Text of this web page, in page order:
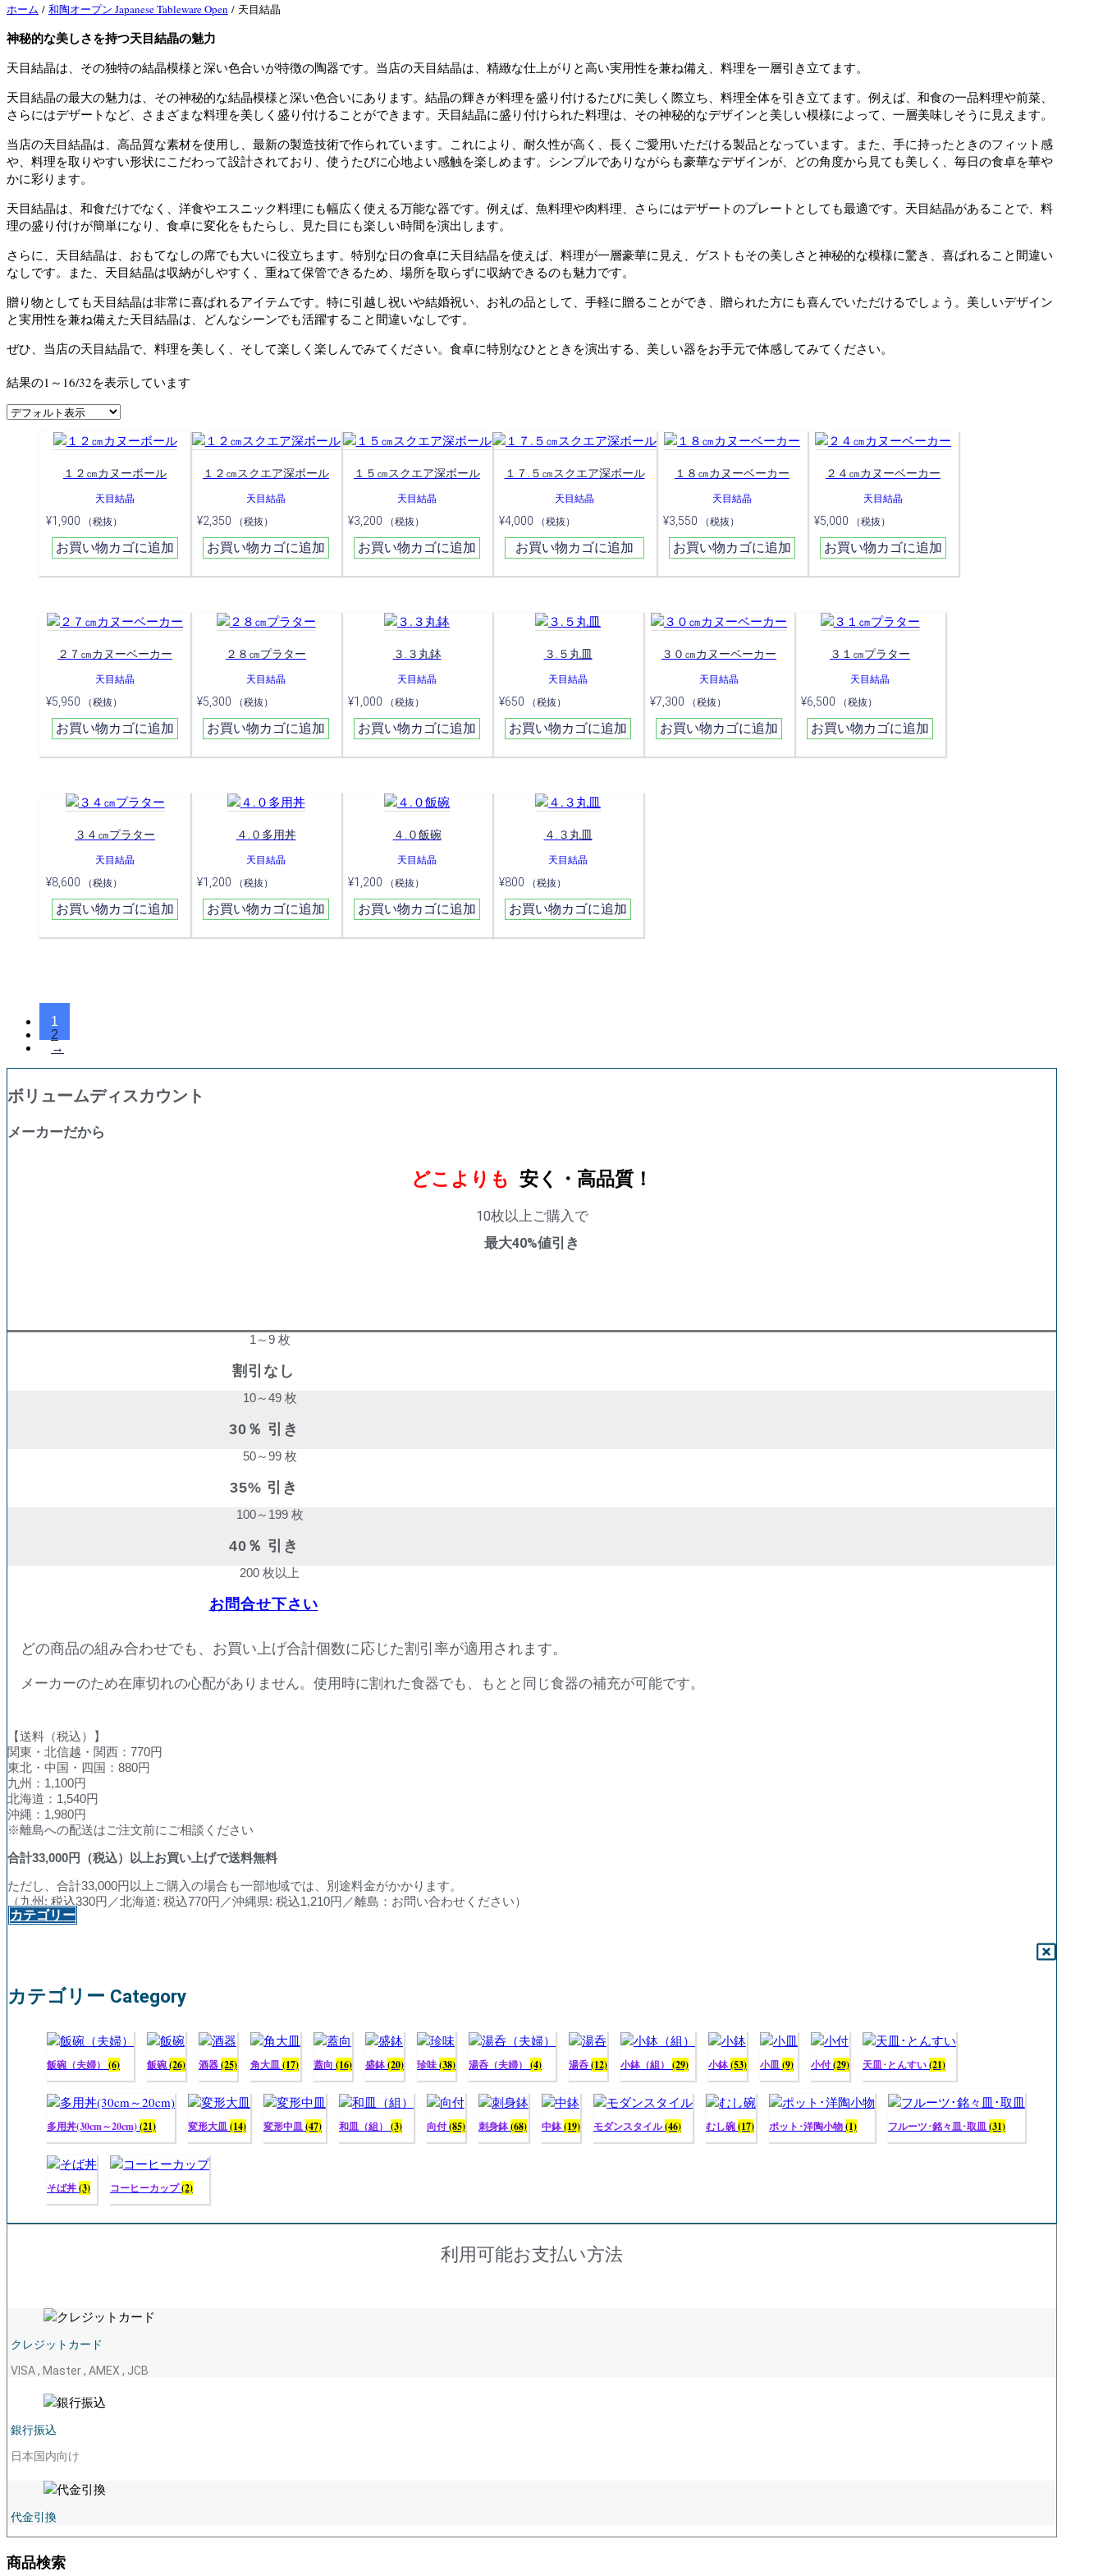
ホーム / 和陶オープン Japanese Tableware Open / 天目結晶
神秘的な美しさを持つ天目結晶の魅力
天目結晶は、その独特の結晶模様と深い色合いが特徴の陶器です。当店の天目結晶は、精緻な仕上がりと高い実用性を兼ね備え、料理を一層引き立てます。
天目結晶の最大の魅力は、その神秘的な結晶模様と深い色合いにあります。結晶の輝きが料理を盛り付けるたびに美しく際立ち、料理全体を引き立てます。例えば、和食の一品料理や前菜、
さらにはデザートなど、さまざまな料理を美しく盛り付けることができます。天目結晶に盛り付けられた料理は、その神秘的なデザインと美しい模様によって、一層美味しそうに見えます。
当店の天目結晶は、高品質な素材を使用し、最新の製造技術で作られています。これにより、耐久性が高く、長くご愛用いただける製品となっています。また、手に持ったときのフィット感
や、料理を取りやすい形状にこだわって設計されており、使うたびに心地よい感触を楽しめます。シンプルでありながらも豪華なデザインが、どの角度から見ても美しく、毎日の食卓を華や
かに彩ります。
天目結晶は、和食だけでなく、洋食やエスニック料理にも幅広く使える万能な器です。例えば、魚料理や肉料理、さらにはデザートのプレートとしても最適です。天目結晶があることで、料
理の盛り付けが簡単になり、食卓に変化をもたらし、見た目にも楽しい時間を演出します。
さらに、天目結晶は、おもてなしの席でも大いに役立ちます。特別な日の食卓に天目結晶を使えば、料理が一層豪華に見え、ゲストもその美しさと神秘的な模様に驚き、喜ばれること間違い
なしです。また、天目結晶は収納がしやすく、重ねて保管できるため、場所を取らずに収納できるのも魅力です。
贈り物としても天目結晶は非常に喜ばれるアイテムです。特に引越し祝いや結婚祝い、お礼の品として、手軽に贈ることができ、贈られた方にも喜んでいただけるでしょう。美しいデザイン
と実用性を兼ね備えた天目結晶は、どんなシーンでも活躍すること間違いなしです。
ぜひ、当店の天目結晶で、料理を美しく、そして楽しく楽しんでみてください。食卓に特別なひとときを演出する、美しい器をお手元で体感してみてください。
結果の1～16/32を表示しています
１２㎝カヌーボール
天目結晶
¥1,900 （税抜）
お買い物カゴに追加
１２㎝スクエア深ボール
天目結晶
¥2,350 （税抜）
お買い物カゴに追加
１５㎝スクエア深ボール
天目結晶
¥3,200 （税抜）
お買い物カゴに追加
１７.５㎝スクエア深ボール
天目結晶
¥4,000 （税抜）
お買い物カゴに追加
１８㎝カヌーベーカー
天目結晶
¥3,550 （税抜）
お買い物カゴに追加
２４㎝カヌーベーカー
天目結晶
¥5,000 （税抜）
お買い物カゴに追加
２７㎝カヌーベーカー
天目結晶
¥5,950 （税抜）
お買い物カゴに追加
２８㎝プラター
天目結晶
¥5,300 （税抜）
お買い物カゴに追加
３.３丸鉢
天目結晶
¥1,000 （税抜）
お買い物カゴに追加
３.５丸皿
天目結晶
¥650 （税抜）
お買い物カゴに追加
３０㎝カヌーベーカー
天目結晶
¥7,300 （税抜）
お買い物カゴに追加
３１㎝プラター
天目結晶
¥6,500 （税抜）
お買い物カゴに追加
３４㎝プラター
天目結晶
¥8,600 （税抜）
お買い物カゴに追加
４.０多用丼
天目結晶
¥1,200 （税抜）
お買い物カゴに追加
４.０飯碗
天目結晶
¥1,200 （税抜）
お買い物カゴに追加
４.３丸皿
天目結晶
¥800 （税抜）
お買い物カゴに追加
1
2
→
ボリュームディスカウント
メーカーだから
どこよりも 安く・高品質！
10枚以上ご購入で
最大40%値引き
1～9 枚
割引なし
10～49 枚
30％ 引き
50～99 枚
35% 引き
100～199 枚
40％ 引き
200 枚以上
お問合せ下さい
どの商品の組み合わせでも、お買い上げ合計個数に応じた割引率が適用されます。
メーカーのため在庫切れの心配がありません。使用時に割れた食器でも、もとと同じ食器の補充が可能です。
【送料（税込）】
関東・北信越・関西：770円
東北・中国・四国：880円
九州：1,100円
北海道：1,540円
沖縄：1,980円
※離島への配送はご注文前にご相談ください
合計33,000円（税込）以上お買い上げで送料無料
ただし、合計33,000円以上ご購入の場合も一部地域では、別途料金がかかります。
（九州: 税込330円／北海道: 税込770円／沖縄県: 税込1,210円／離島：お問い合わせください）
カテゴリー
カテゴリー Category
飯碗（夫婦） (6) 飯碗(26) 酒器(25) 角大皿(17) 蓋向 (16) 盛鉢(20) 珍味(38) 湯呑（夫婦） (4) 湯呑(12) 小鉢（組） (29) 小鉢(53) 小皿(9) 小付(29) 天皿･とんすい(21)
多用丼(30cm～20cm)(21) 変形大皿(14) 変形中皿(47) 和皿（組） (3) 向付(85) 刺身鉢(68) 中鉢(19) モダンスタイル(46) むし碗(17) ポット･洋陶小物(1) フルーツ･銘々皿･取皿(31)
そば丼(3) コーヒーカップ(2)
利用可能お支払い方法
クレジットカード
VISA , Master , AMEX , JCB
銀行振込
日本国内向け
代金引換
商品検索